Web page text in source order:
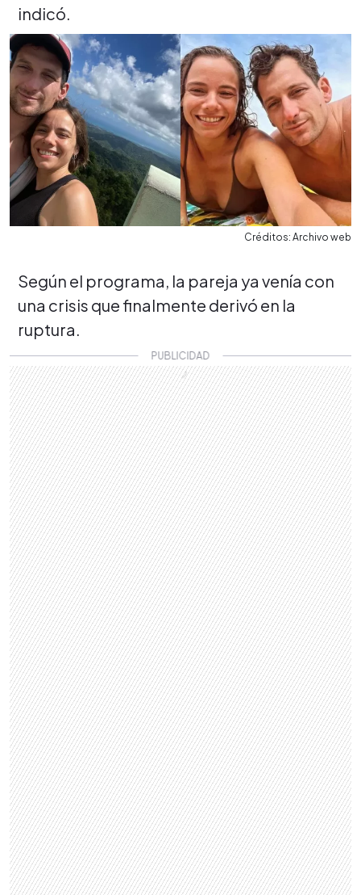
indicó.
Créditos: Archivo web
Según el programa, la pareja ya venía con
una crisis que finalmente derivó en la
ruptura.